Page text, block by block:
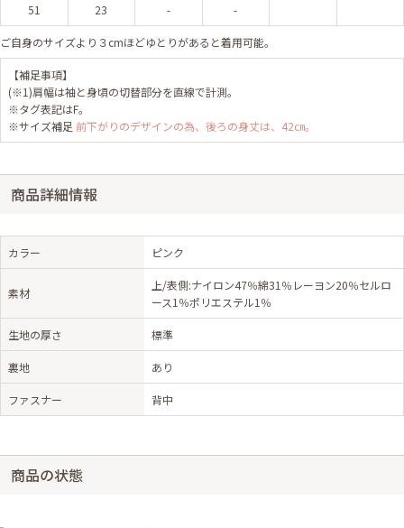
51 23 - -
ご自身のサイズより３cmほどゆとりがあると着用可能。
【補足事項】
(※1)肩幅は袖と身頃の切替部分を直線で計測。
※タグ表記はF。
※サイズ補足 前下がりのデザインの為、後ろの身丈は、42㎝。
商品詳細情報
カラー ピンク
素材
上/表側:ナイロン47％綿31％レーヨン20％セルロ
ース1％ポリエステル1％
生地の厚さ 標準
裏地 あり
ファスナー 背中
商品の状態